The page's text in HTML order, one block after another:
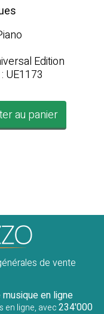
Edition
UE1173
au panier
de vente
en ligne
en ligne, avec234'000